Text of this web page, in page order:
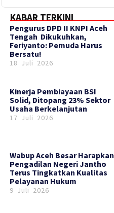
KABAR TERKINI
‎Pengurus DPD II KNPI Aceh
Tengah Dikukuhkan,
Feriyanto: Pemuda Harus
Bersatu!
18 Juli 2026
Kinerja Pembiayaan BSI
Solid, Ditopang 23% Sektor
Usaha Berkelanjutan
17 Juli 2026
Wabup Aceh Besar Harapkan
Pengadilan Negeri Jantho
Terus Tingkatkan Kualitas
Pelayanan Hukum
9 Juli 2026